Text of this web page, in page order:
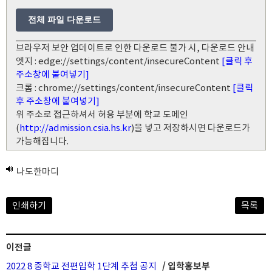
전체 파일 다운로드
브라우저 보안 업데이트로 인한 다운로드 불가 시, 다운로드 안내
엣지 : edge://settings/content/insecureContent [클릭 후
주소창에 붙여넣기]
크롬 : chrome://settings/content/insecureContent [클릭
후 주소창에 붙여넣기]
위 주소로 접근하셔서 허용 부분에 학교 도메인
(http://admission.csia.hs.kr)을 넣고 저장하시면 다운로드가
가능해집니다.
나도한마디
인쇄하기 목록
이전글
2022 8 중학교 전편입학 1단계 추첨 공지
/ 입학홍보부